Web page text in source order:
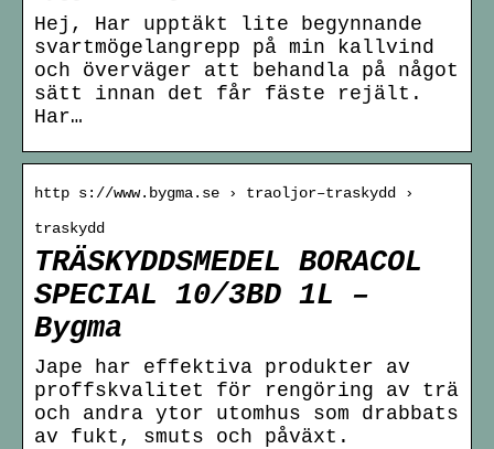
Hej, Har upptäkt lite begynnande
svartmögelangrepp på min kallvind
och överväger att behandla på något
sätt innan det får fäste rejält.
Har…
http s://www.bygma.se › traoljor–traskydd ›
traskydd
TRÄSKYDDSMEDEL BORACOL
SPECIAL 10/3BD 1L –
Bygma
Jape har effektiva produkter av
proffskvalitet för rengöring av trä
och andra ytor utomhus som drabbats
av fukt, smuts och påväxt.